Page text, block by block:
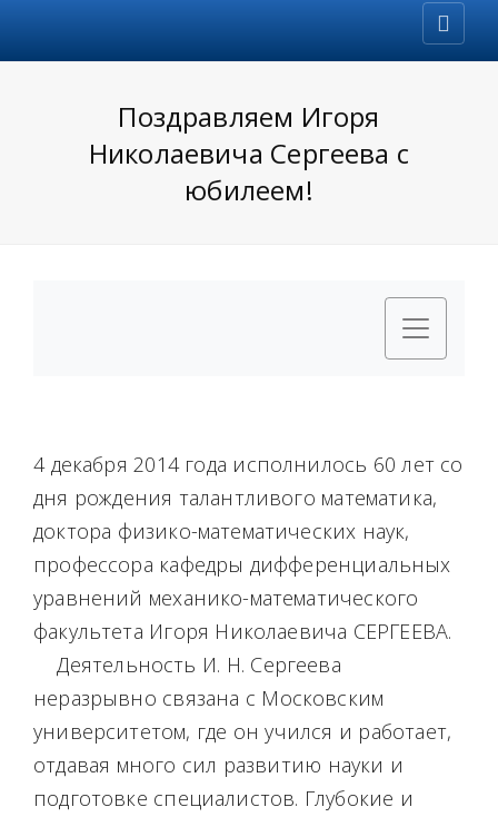
Поздравляем Игоря
Николаевича Сергеева с
юбилеем!
4 декабря 2014 года исполнилось 60 лет со
дня рождения талантливого математика,
доктора физико-математических наук,
профессора кафедры дифференциальных
уравнений механико-математического
факультета Игоря Николаевича СЕРГЕЕВА.
Деятельность И. Н. Сергеева
неразрывно связана с Московским
университетом, где он учился и работает,
отдавая много сил развитию науки и
подготовке специалистов. Глубокие и